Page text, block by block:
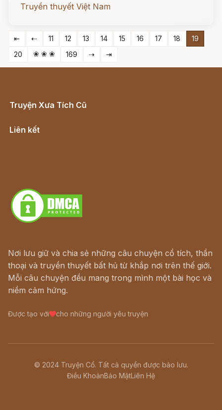
Truyền thuyết Việt Nam
⇤ ⇠ 11 12 13 14 15 16 17 18
19
20
❀ ❀ ❀ 169 ⇢ ⇥
Truyện Xưa Tích Cũ
Liên kết
Nơi lưu giữ và chia sẻ những câu chuyện cổ tích, thần
thoại và truyền thuyết bất hủ từ khắp nơi trên thế giới.
Mỗi câu chuyện đều mang trong mình một bài học và
niềm cảm hứng.
Được tạo với cho những người yêu truyện
© 2024 Truyện Cổ. Tất cả quyền được bảo lưu.
Điều KhoảnBảo MậtLiên Hệ